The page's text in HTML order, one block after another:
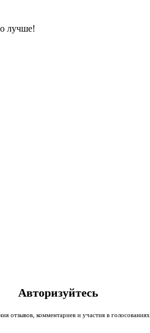
лучше!
Авторизуйтесь
отзывов, комментариев и участия в голосованиях.